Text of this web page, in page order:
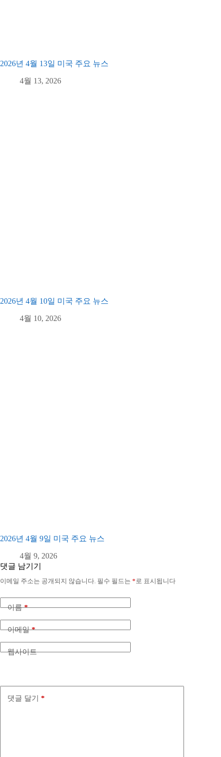
2026년 4월 13일 미국 주요 뉴스
4월 13, 2026
2026년 4월 10일 미국 주요 뉴스
4월 10, 2026
2026년 4월 9일 미국 주요 뉴스
4월 9, 2026
댓글 남기기
이메일 주소는 공개되지 않습니다. 필수 필드는 *로 표시됩니다
이름*
이메일*
웹사이트
댓글 달기 *